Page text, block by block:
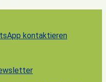
kontaktieren